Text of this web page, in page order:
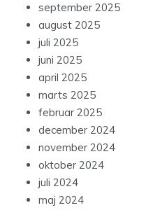
september 2025
august 2025
juli 2025
juni 2025
april 2025
marts 2025
februar 2025
december 2024
november 2024
oktober 2024
juli 2024
maj 2024